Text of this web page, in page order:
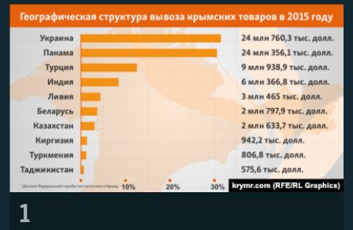
ПОБЕДИТЕЛЕЙ НЕ СУДЯТ?
КРЫМ.НЕПОКОРЕННЫЙ
ELIFBE
УКРАИНСКАЯ ПРОБЛЕМА КРЫМА
ПРИСОЕДИНЯЙТЕСЬ!
Все сайты RFE/RL
1